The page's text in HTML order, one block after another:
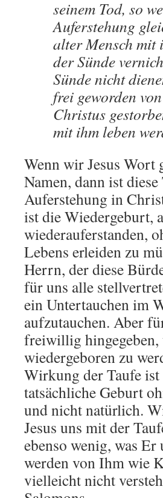
seinem Tod, so
Auferstehung
alter Mensch mit
der Sünde
Sünde nicht
frei geworden
Christus
mit ihm leben
Wenn wir Jesus Wort
Namen, dann ist
Auferstehung in
ist die Wiedergeburt,
wiederauferstanden,
Lebens erleiden zu
Herrn, der diese
für uns alle
ein Untertauchen im
aufzutauchen. Aber
freiwillig hingegeben,
wiedergeboren zu
Wirkung der Taufe
tatsächliche Geburt
und nicht natürlich.
Jesus uns mit der
ebenso wenig, was
werden von Ihm wie
vielleicht nicht